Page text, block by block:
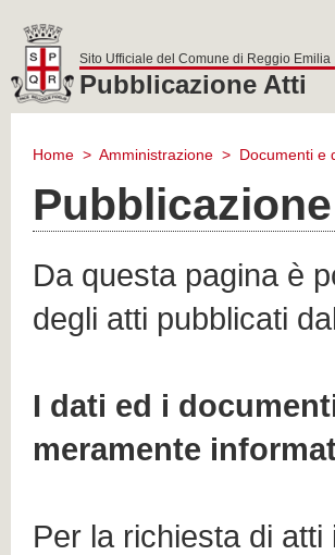
reggio
Sito Ufficiale del Comune di Reggio Emilia
Pubblicazione Atti
Home > Amministrazione > Documenti e
Da questa pagina è
degli atti pubblicati
I dati ed i
meramente
Per la richiesta di